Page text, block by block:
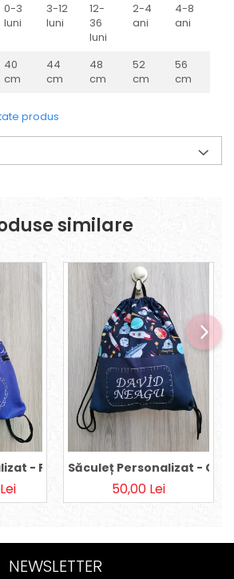
0-3
luni
3-12
luni
12-
36
luni
2-4
ani
4-8
ani
40
cm
44
cm
48
cm
52
cm
56
cm
produs
similare
- Purple Fairies
Săculeț Personalizat -
50,00 Lei
NEWSLETTER